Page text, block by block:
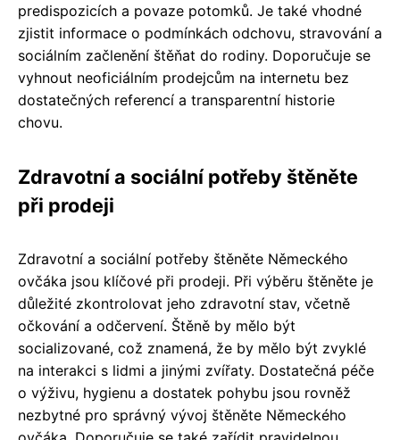
predispozicích a povaze potomků. Je také vhodné
zjistit informace o podmínkách odchovu, stravování a
sociálním začlenění štěňat do rodiny. Doporučuje se
vyhnout neoficiálním prodejcům na internetu bez
dostatečných referencí a transparentní historie
chovu.
Zdravotní a sociální potřeby štěněte
při prodeji
Zdravotní a sociální potřeby štěněte Německého
ovčáka jsou klíčové při prodeji. Při výběru štěněte je
důležité zkontrolovat jeho zdravotní stav, včetně
očkování a odčervení. Štěně by mělo být
socializované, což znamená, že by mělo být zvyklé
na interakci s lidmi a jinými zvířaty. Dostatečná péče
o výživu, hygienu a dostatek pohybu jsou rovněž
nezbytné pro správný vývoj štěněte Německého